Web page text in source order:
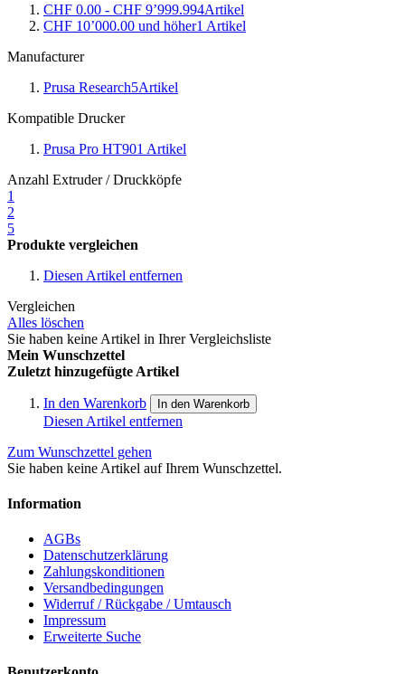
CHF 0.00 - CHF 9’999.994Artikel
CHF 10’000.00 und höher1 Artikel
Manufacturer
Prusa Research5Artikel
Kompatible Drucker
Prusa Pro HT901 Artikel
Anzahl Extruder / Druckköpfe
1
2
5
Produkte vergleichen
Diesen Artikel entfernen
Vergleichen
Alles löschen
Sie haben keine Artikel in Ihrer Vergleichsliste
Mein Wunschzettel
Zuletzt hinzugefügte Artikel
In den Warenkorb In den Warenkorb
Diesen Artikel entfernen
Zum Wunschzettel gehen
Sie haben keine Artikel auf Ihrem Wunschzettel.
Information
AGBs
Datenschutzerklärung
Zahlungskonditionen
Versandbedingungen
Widerruf / Rückgabe / Umtausch
Impressum
Erweiterte Suche